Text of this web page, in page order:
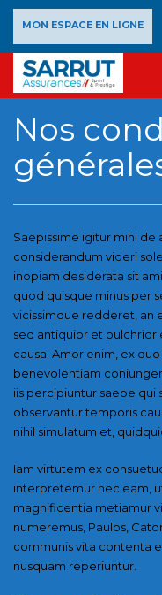
MON ESPACE EN LIGNE
Home Nos
Nos
Saepissime igitur mihi
considerandum videri
inopiam desiderata sit
quod quisque minus per
vicissimque redderet, an
sed antiquior et pulchrior
causa. Amor enim, ex
benevolentiam
iis percipiuntur saepe
observantur temporis
nihil simulatum et,
Iam virtutem ex
interpretemur nec eam,
magnificentia metiamur
numeremus, Paulos,
communis vita contenta
nusquam reperiuntur.